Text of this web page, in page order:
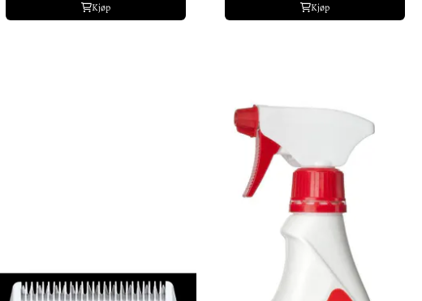
Kjøp
Kjøp